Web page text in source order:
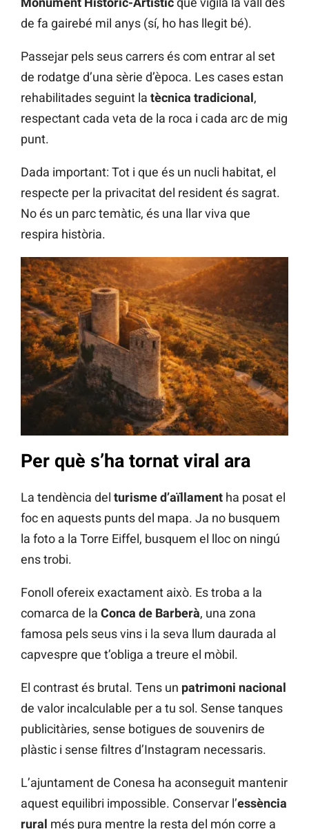
de fa gairebé mil anys (sí, ho has llegit bé).
Passejar pels seus carrers és com entrar al set
de rodatge d’una sèrie d’època. Les cases estan
rehabilitades seguint la tècnica tradicional,
respectant cada veta de la roca i cada arc de mig
punt.
Dada important: Tot i que és un nucli habitat, el
respecte per la privacitat del resident és sagrat.
No és un parc temàtic, és una llar viva que
respira història.
Per què s’ha tornat viral ara
La tendència del turisme d’aïllament ha posat el
foc en aquests punts del mapa. Ja no busquem
la foto a la Torre Eiffel, busquem el lloc on ningú
ens trobi.
Fonoll ofereix exactament això. Es troba a la
comarca de la Conca de Barberà, una zona
famosa pels seus vins i la seva llum daurada al
capvespre que t’obliga a treure el mòbil.
El contrast és brutal. Tens un patrimoni nacional
de valor incalculable per a tu sol. Sense tanques
publicitàries, sense botigues de souvenirs de
plàstic i sense filtres d’Instagram necessaris.
L’ajuntament de Conesa ha aconseguit mantenir
aquest equilibri impossible. Conservar l’essència
rural més pura mentre la resta del món corre a